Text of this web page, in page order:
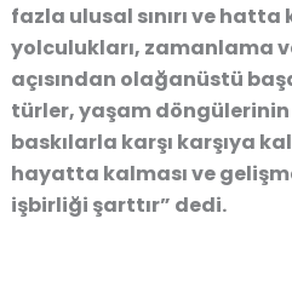
fazla ulusal sınırı ve hatta
yolculukları, zamanlama
açısından olağanüstü
türler, yaşam
baskılarla karşı karşıya
hayatta kalması ve
işbirliği şarttır” dedi.